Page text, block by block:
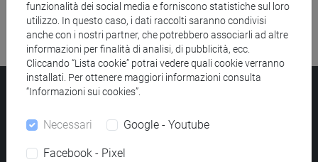
Università Ca’ Foscari
PECprotocollo@pec.unive.it
funzionalità dei social media e forniscono statistiche sul loro
utilizzo. In questo caso, i dati raccolti saranno condivisi
anche con i nostri partner, che potrebbero associarli ad altre
informazioni per finalità di analisi, di pubblicità, ecc.
Cliccando “Lista cookie” potrai vedere quali cookie verranno
installati. Per ottenere maggiori informazioni consulta
“Informazioni sui cookies”.
Necessari Google - Youtube
Facebook - Pixel